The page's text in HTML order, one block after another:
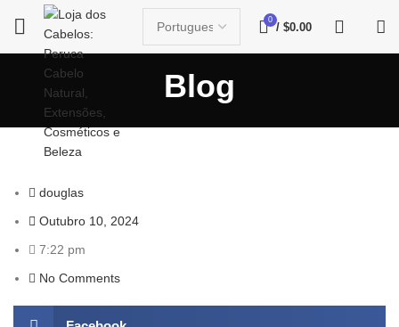
0
/ $0.00
Blog
douglas
Outubro 10, 2024
7:22 pm
No Comments